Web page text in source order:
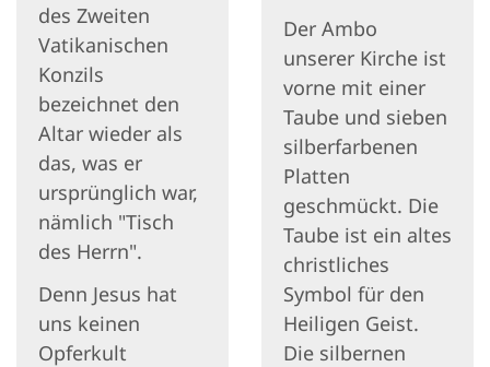
des Zweiten
Vatikanischen
Konzils
bezeichnet den
Altar wieder als
das, was er
ursprünglich war,
nämlich "Tisch
des Herrn".
Denn Jesus hat
uns keinen
Opferkult
Der Ambo
unserer Kirche ist
vorne mit einer
Taube und sieben
silberfarbenen
Platten
geschmückt. Die
Taube ist ein altes
christliches
Symbol für den
Heiligen Geist.
Die silbernen